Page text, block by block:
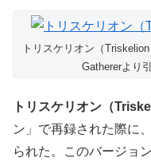
トリスケリオン（
Gathererより
トリスケリオン（
ン」で再録された際に
られた。このバージョ